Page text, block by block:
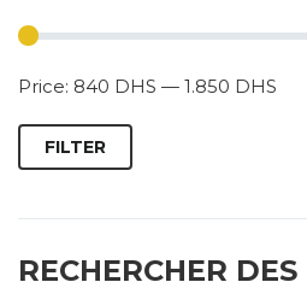
FILTER
Price: 840 DHS — 1.850 DHS
RECHERCHER